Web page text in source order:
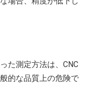
た測定方法は、CNC
的な品質上の危険で